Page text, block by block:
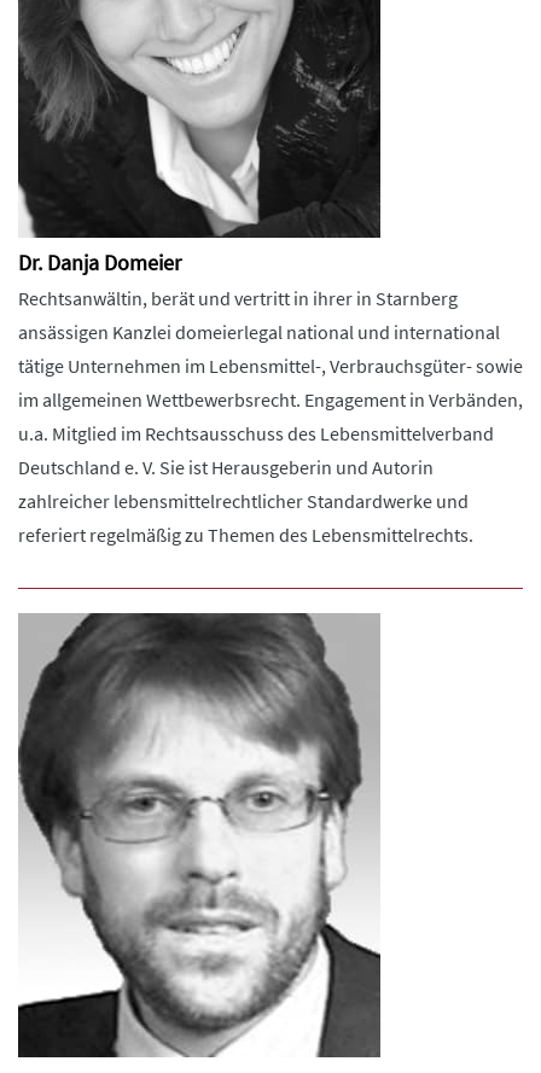
Dr. Danja Domeier
Rechtsanwältin, berät und vertritt in ihrer in Starnberg
ansässigen Kanzlei domeierlegal national und international
tätige Unternehmen im Lebensmittel-, Verbrauchsgüter- sowie
im allgemeinen Wettbewerbsrecht. Engagement in Verbänden,
u.a. Mitglied im Rechtsausschuss des Lebensmittelverband
Deutschland e. V. Sie ist Herausgeberin und Autorin
zahlreicher lebensmittelrechtlicher Standardwerke und
referiert regelmäßig zu Themen des Lebensmittelrechts.